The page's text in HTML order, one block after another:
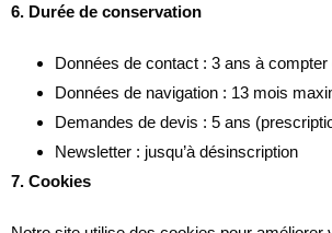
6. Durée de conservation
Données de contact : 3 ans à
Données de navigation : 13 mois
Demandes de devis : 5 ans
Newsletter : jusqu’à désinscription
7. Cookies